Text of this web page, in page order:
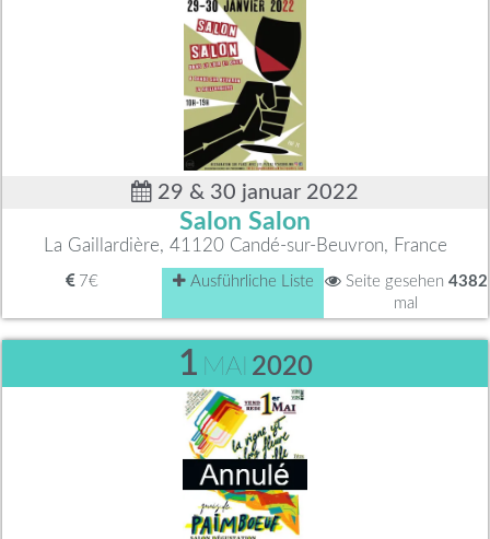
29 & 30 januar 2022
Salon Salon
La Gaillardière, 41120 Candé-sur-Beuvron, France
7€ Ausführliche Liste Seite gesehen 4382
mal
1 MAI 2020